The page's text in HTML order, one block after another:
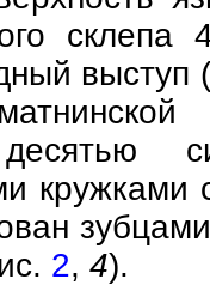
выступ
кружками
2, 4).